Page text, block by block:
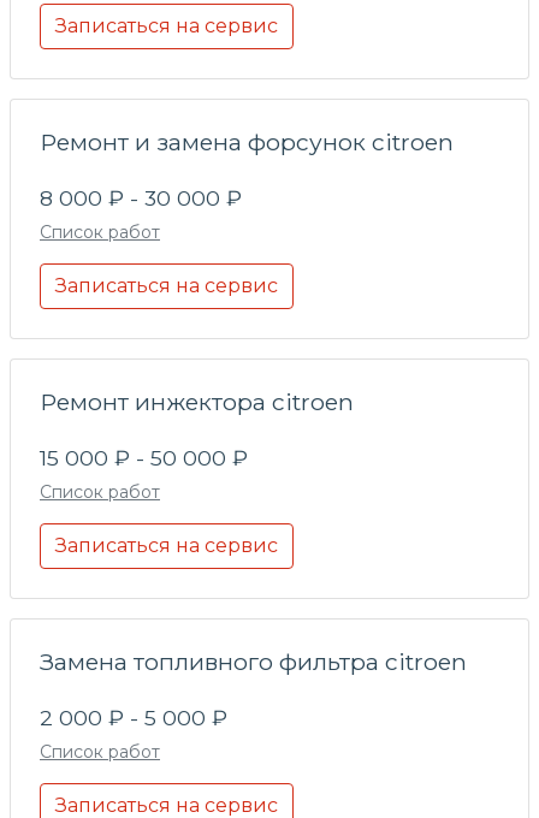
Записаться на сервис
Ремонт и замена форсунок citroen
8 000 ₽ - 30 000 ₽
Список работ
Записаться на сервис
Ремонт инжектора citroen
15 000 ₽ - 50 000 ₽
Список работ
Записаться на сервис
Замена топливного фильтра citroen
2 000 ₽ - 5 000 ₽
Список работ
Записаться на сервис